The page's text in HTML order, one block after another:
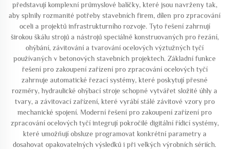
představují komplexní průmyslové balíčky, které jsou navrženy tak,
aby splnily rozmanité potřeby stavebních firem, dílen pro zpracování
oceli a projektů infrastrukturního rozvoje. Tyto řešení zahrnují
širokou škálu strojů a nástrojů speciálně konstruovaných pro řezání,
ohýbání, závitování a tvarování ocelových výztužných tyčí
používaných v betonových stavebních projektech. Základní funkce
řešení pro zakoupení zařízení pro zpracování ocelových tyčí
zahrnuje automatické řezací systémy, které poskytují přesné
rozměry, hydraulické ohýbací stroje schopné vytvářet složité úhly a
tvary, a závitovací zařízení, které vyrábí stálé závitové vzory pro
mechanické spojení. Moderní řešení pro zakoupení zařízení pro
zpracování ocelových tyčí integrují pokročilé digitální řídicí systémy,
které umožňují obsluze programovat konkrétní parametry a
dosahovat opakovatelných výsledků i při velkých výrobních sériích.